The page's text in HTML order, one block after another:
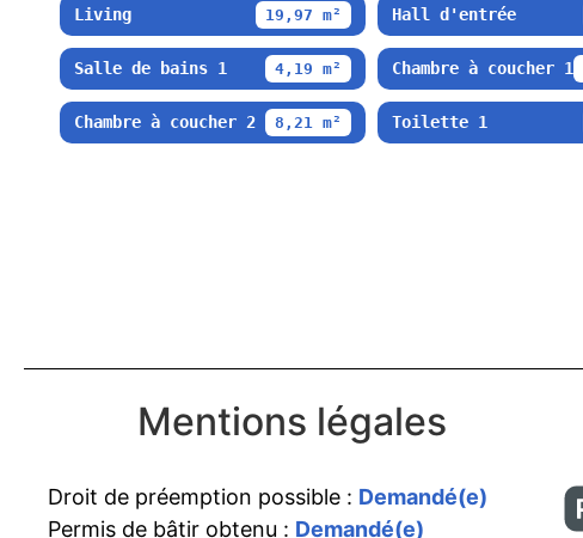
Living 19,97 m² Hall d'entrée
Salle de bains 1 4,19 m² Chambre à coucher 1
Chambre à coucher 2 8,21 m² Toilette 1
Mentions légales
Droit de préemption possible : Demandé(e)
Permis de bâtir obtenu : Demandé(e)